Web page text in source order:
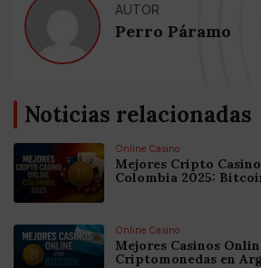
AUTOR
Perro Páramo
Noticias relacionadas
Online Casino
Mejores Cripto
Colombia 2025:
Online Casino
Mejores Casinos
Criptomonedas en